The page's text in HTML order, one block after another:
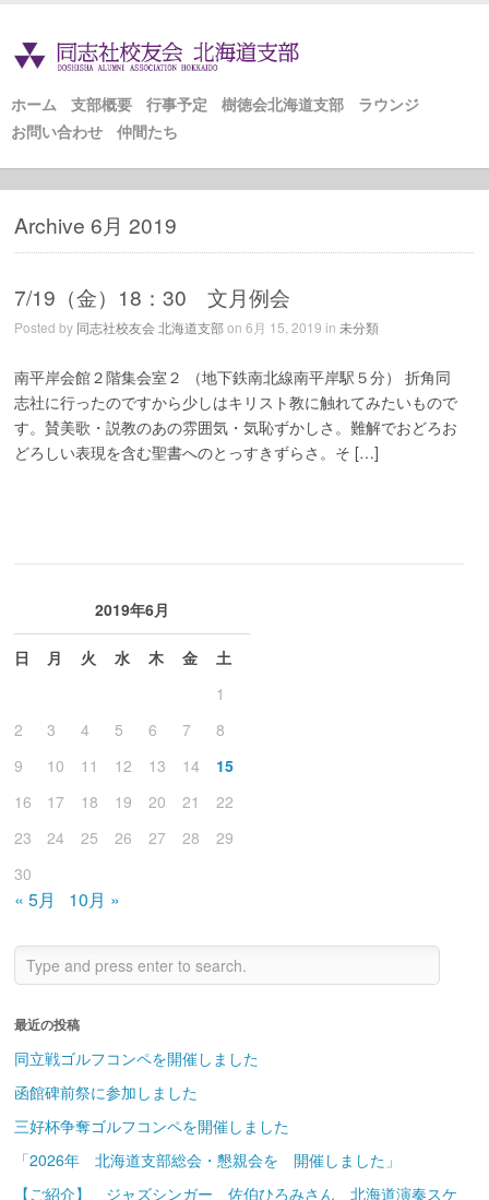
ホーム 支部概要 行事予定 樹徳会北海道支部
ラウンジ
お問い合わせ
仲間たち
Archive 6月 2019
7/19（金）18：30 文月例会
Posted by 同志社校友会 北海道支部on 6月 15, 2019 in未分類
南平岸会館２階集会室２ （地下鉄南北線南平岸駅５分） 折角同
志社に行ったのですから少しはキリスト教に触れてみたいもので
す。賛美歌・説教のあの雰囲気・気恥ずかしさ。難解でおどろお
どろしい表現を含む聖書へのとっすきずらさ。そ […]
2019年6月
日 月 火 水 木 金
土
1
2
3 4 5 6 7
8
9
10 11 12 13 14
15
16
17 18 19 20 21
22
23
24 25 26 27 28
29
30
« 5月 10月 »
最近の投稿
同立戦ゴルフコンペを開催しました
函館碑前祭に参加しました
三好杯争奪ゴルフコンペを開催しました
「2026年 北海道支部総会・懇親会を 開催しました」
【ご紹介】 ジャズシンガー 佐伯ひろみさん 北海道演奏スケ